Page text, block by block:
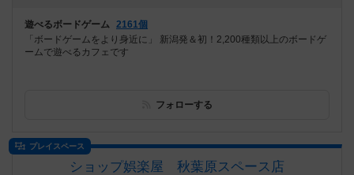
遊べるボードゲーム 2161個
「ボードゲームをより身近に」 新潟発＆初！2,200種類以上のボードゲ
ームで遊べるカフェです
フォローする
プレイスペース
ショップ娯楽屋 秋葉原スペース店